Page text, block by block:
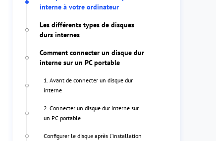
interne à votre ordinateur
Les différents types de disques
durs internes
Comment connecter un disque dur
interne sur un PC portable
1. Avant de connecter un disque dur
interne
2. Connecter un disque dur interne sur
un PC portable
Configurer le disque après l’installation